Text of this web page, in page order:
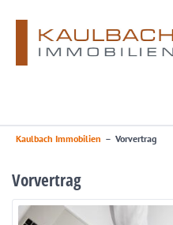
Kaulbach Immobilien – Vorvertrag
Vorvertrag